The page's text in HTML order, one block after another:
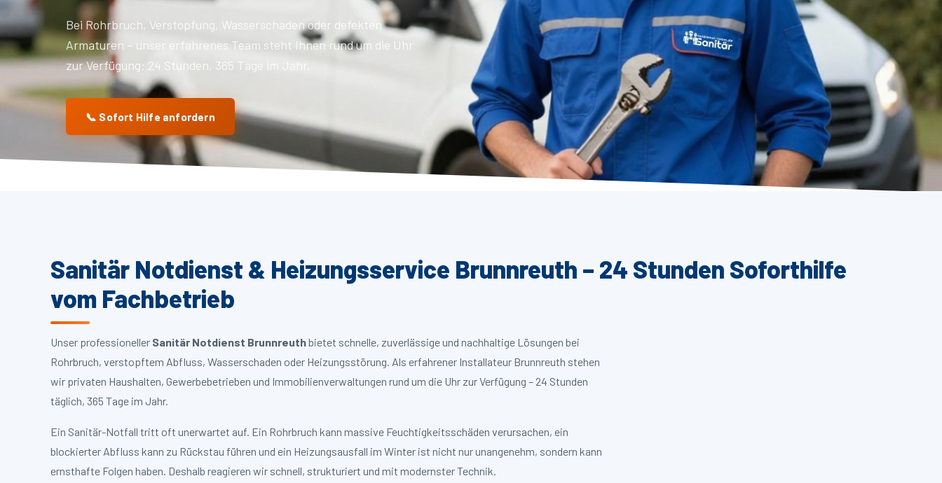
Bei Rohrbruch, Verstopfung, Wasserschaden oder defekten
Armaturen – unser erfahrenes Team steht Ihnen rund um die Uhr
zur Verfügung: 24 Stunden, 365 Tage im Jahr.
📞 Sofort Hilfe anfordern
Sanitär Notdienst & Heizungsservice Brunnreuth – 24 Stunden Soforthilfe
vom Fachbetrieb
Unser professioneller Sanitär Notdienst Brunnreuthbietet schnelle, zuverlässige und nachhaltige Lösungen bei
Rohrbruch, verstopftem Abfluss, Wasserschaden oder Heizungsstörung. Als erfahrener Installateur Brunnreuth stehen
wir privaten Haushalten, Gewerbebetrieben und Immobilienverwaltungen rund um die Uhr zur Verfügung – 24 Stunden
täglich, 365 Tage im Jahr.
Ein Sanitär-Notfall tritt oft unerwartet auf. Ein Rohrbruch kann massive Feuchtigkeitsschäden verursachen, ein
blockierter Abfluss kann zu Rückstau führen und ein Heizungsausfall im Winter ist nicht nur unangenehm, sondern kann
ernsthafte Folgen haben. Deshalb reagieren wir schnell, strukturiert und mit modernster Technik.